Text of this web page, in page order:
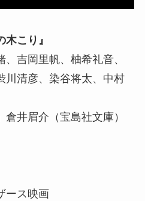
こり』
吉岡里帆、柚希礼音、
川清彦、染谷将太、中村
井眉介（宝島社文庫）
ース映画